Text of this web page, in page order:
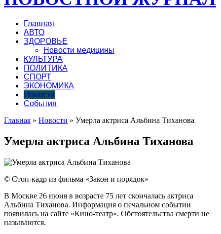
Главная
АВТО
ЗДОРОВЬЕ
Новости медицины
КУЛЬТУРА
ПОЛИТИКА
СПОРТ
ЭКОНОМИКА
Новости
События
Главная » Новости » Умерла актриса Альбина Тиханова
Умерла актриса Альбина Тиханова
© Стоп-кадр из фильма «Закон и порядок»
В Москве 26 июня в возрасте 75 лет скончалась актриса
Альбина Тиханова. Информация о печальном событии
появилась на сайте «Кино-театр». Обстоятельства смерти не
называются.